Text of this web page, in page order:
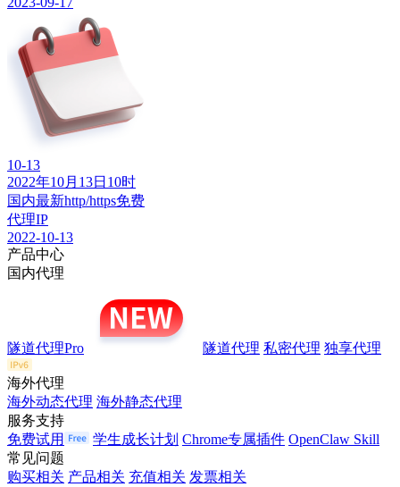
10-13
2022年10月13日10时
国内最新http/https免费
代理IP
2022-10-13
产品中心
国内代理
隧道代理Pro 隧道代理 私密代理 独享代理
海外代理
海外动态代理 海外静态代理
服务支持
免费试用
学生成长计划 Chrome专属插件 OpenClaw Skill
常见问题
购买相关 产品相关 充值相关 发票相关